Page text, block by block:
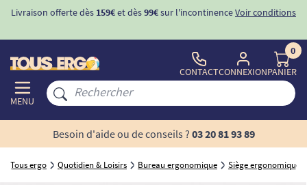
Livraison offerte dès 159€et dès99€sur l'incontinenceVoir conditions
MENU
CONTACTCONNEXION
0
PANIER
Besoin d'aide ou de conseils ? 03 20 81 93 89
Tous ergo Quotidien & Loisirs Bureau ergonomique Siège ergonomique